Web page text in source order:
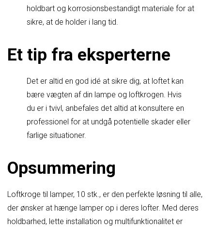
holdbart og korrosionsbestandigt materiale for at
sikre, at de holder i lang tid.
Et tip fra eksperterne
Det er altid en god idé at sikre dig, at loftet kan
bære vægten af ​​din lampe og loftkrogen. Hvis
du er i tvivl, anbefales det altid at konsultere en
professionel for at undgå potentielle skader eller
farlige situationer.
Opsummering
Loftkroge til lamper, 10 stk., er den perfekte løsning til alle,
der ønsker at hænge lamper op i deres lofter. Med deres
holdbarhed, lette installation og multifunktionalitet er